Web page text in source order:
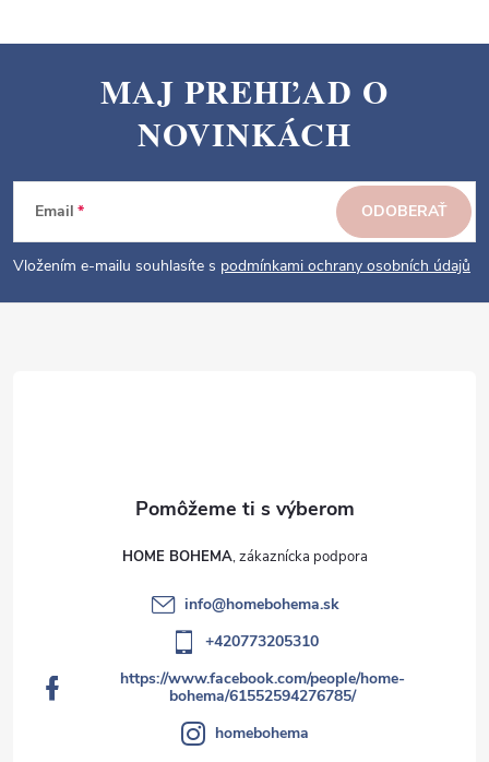
p
e
MAJ PREHĽAD O
NOVINKÁCH
Email
Vložením e-mailu souhlasíte s podmínkami ochrany osobních údajů
ODOBERAŤ
HOME BOHEMA
info@homebohema.sk
+420773205310
https://www.facebook.com/people/home-
bohema/61552594276785/
homebohema